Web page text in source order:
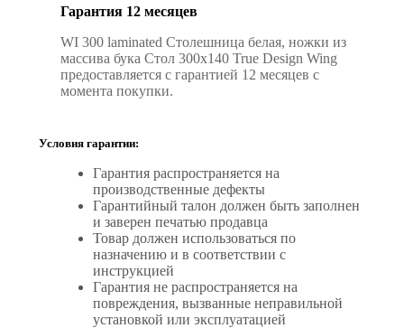
Гарантия 12 месяцев
WI 300 laminated Столешница белая, ножки из
массива бука Стол 300х140 True Design Wing
предоставляется с гарантией 12 месяцев с
момента покупки.
Условия гарантии:
Гарантия распространяется на
производственные дефекты
Гарантийный талон должен быть заполнен
и заверен печатью продавца
Товар должен использоваться по
назначению и в соответствии с
инструкцией
Гарантия не распространяется на
повреждения, вызванные неправильной
установкой или эксплуатацией